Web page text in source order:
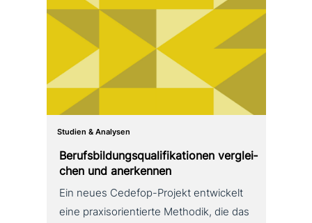
Studien & Analysen
Berufsbildungsqualifikationen ver­glei­
chen und anerkennen
Ein neues Cedefop-Projekt ent­wickelt
eine pra­xis­ori­en­tier­te Methodik, die das